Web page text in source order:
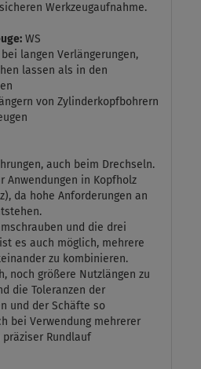
Werkzeugaufnahme.
WS
bei langen Verlängerungen,
lassen als in den
von Zylinderkopfbohrern
auch beim Drechseln.
Anwendungen in Kopfholz
da hohe Anforderungen an
und die drei
es auch möglich, mehrere
zu kombinieren.
noch größere Nutzlängen zu
die Toleranzen der
und der Schäfte so
bei Verwendung mehrerer
Rundlauf